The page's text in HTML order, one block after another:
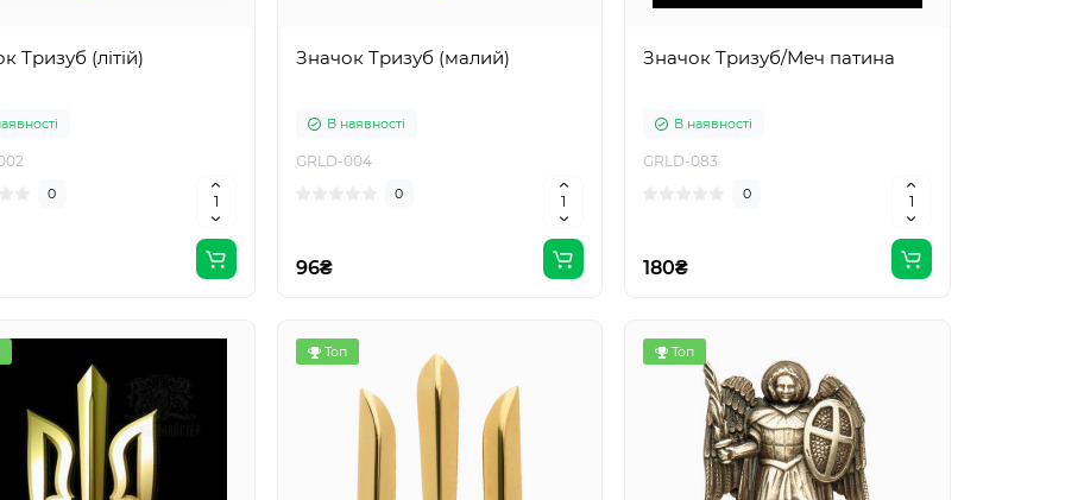
Тризуб (літій)
0
Значок Тризуб (малий)
В наявності
GRLD-004
0
96₴
Значок Тризуб/Меч патина
В наявності
GRLD-083
0
180₴
Топ Топ